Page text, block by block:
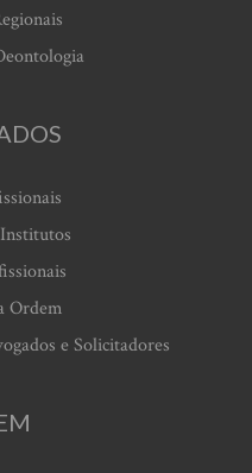
Ordem
e Solicitadores